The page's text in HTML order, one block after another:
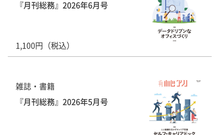
『月刊総務』2026年6月号
1,100円（税込）
雑誌・書籍
『月刊総務』2026年5月号